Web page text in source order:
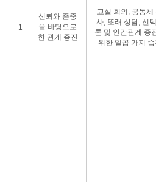
1
신뢰와 존중
을 바탕으로
한 관계 증진
교실 회의, 공동체
사, 또래 상담, 선택
론 및 인간관계 증
위한 일곱 가지 습